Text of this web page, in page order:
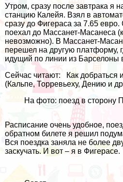
Утром, сразу после завтрака я
станцию Калейя. Взял в
сразу до Фигераса за 7.65 евро.
поехал до Массанет-Масанеса
невозможно). В Массанет-
перешел на другую платформу,
идущий по линии из Барселоны
Сейчас читают:
Как добраться
(Кальпе, Торревьеху, Дению и
На фото: поезд в сторону
Расписание очень удобное,
обратном билете я решил
Вся поездка заняла не более
заскучать. И вот – я в Фигерасе.